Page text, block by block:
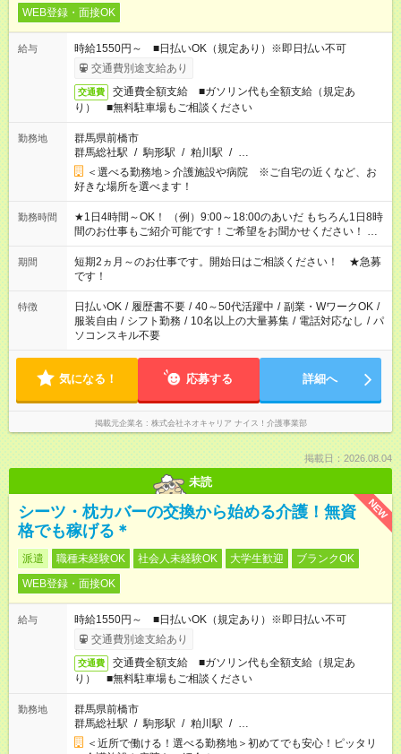
WEB登録・面接OK
給与
時給1550円～ ■日払いOK（規定あり）※即日払い不可
交通費別途支給あり
交通費
交通費全額支給 ■ガソリン代も全額支給（規定あ
り） ■無料駐車場もご相談ください
勤務地
群馬県前橋市
群馬総社駅 / 駒形駅 / 粕川駅 / …
＜選べる勤務地＞介護施設や病院 ※ご自宅の近くなど、お
好きな場所を選べます！
勤務時間
★1日4時間～OK！ （例）9:00～18:00のあいだ もちろん1日8時
間のお仕事もご紹介可能です！ご希望をお聞かせください！ ※
週最低15時間以上の勤務が必要です
期間
短期2ヵ月～のお仕事です。開始日はご相談ください！ ★急募
です！
特徴 日払いOK / 履歴書不要 / 40～50代活躍中 / 副業・WワークOK /
服装自由 / シフト勤務 / 10名以上の大量募集 / 電話対応なし / パ
ソコンスキル不要
気になる！ 応募する 詳細へ
掲載元企業名 株式会社ネオキャリア ナイス！介護事業部
掲載日：2026.08.04
未読
NEW
シーツ・枕カバーの交換から始める介護！無資
格でも稼げる＊
派遣 職種未経験OK 社会人未経験OK 大学生歓迎
ブランクOK
WEB登録・面接OK
給与
時給1550円～ ■日払いOK（規定あり）※即日払い不可
交通費別途支給あり
交通費
交通費全額支給 ■ガソリン代も全額支給（規定あ
り） ■無料駐車場もご相談ください
勤務地
群馬県前橋市
群馬総社駅 / 駒形駅 / 粕川駅 / …
＜近所で働ける！選べる勤務地＞初めてでも安心！ピッタリ